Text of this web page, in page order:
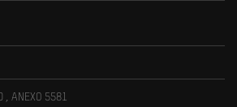
, ANEXO 5581